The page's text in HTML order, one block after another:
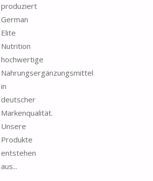
produziert
German
Elite
Nutrition
hochwertige
Nahrungsergänzungsmittel
in
deutscher
Markenqualität.
Unsere
Produkte
entstehen
aus...